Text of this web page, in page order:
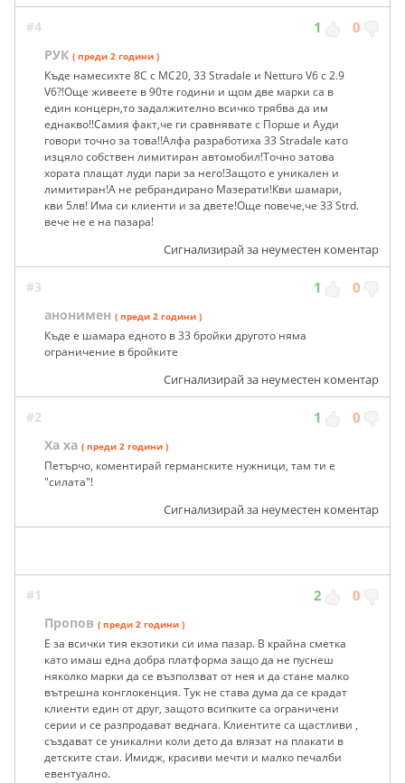
#4 1 0
РУК ( преди 2 години )
Къде намесихте 8С с МС20, 33 Stradale и Netturo V6 с 2.9
V6?!Още живеете в 90те години и щом две марки са в
един концерн,то задалжително всичко трябва да им
еднакво!!Самия факт,че ги сравнявате с Порше и Ауди
говори точно за това!!Алфа разработиха 33 Stradale като
изцяло собствен лимитиран автомобил!Точно затова
хората плащат луди пари за него!Защото е уникален и
лимитиран!А не ребрандирано Мазерати!Кви шамари,
кви 5лв! Има си клиенти и за двете!Още повече,че 33 Strd.
вече не е на пазара!
Сигнализирай за неуместен коментар
#3 1 0
анонимен ( преди 2 години )
Къде е шамара едното в 33 бройки другото няма
ограничение в бройките
Сигнализирай за неуместен коментар
#2 1 0
Ха ха ( преди 2 години )
Петърчо, коментирай германските нужници, там ти е
"силата"!
Сигнализирай за неуместен коментар
#1 2 0
Пропов ( преди 2 години )
Е за всички тия екзотики си има пазар. В крайна сметка
като имаш една добра платформа защо да не пуснеш
няколко марки да се възползват от нея и да стане малко
вътрешна конглокенция. Тук не става дума да се крадат
клиенти един от друг, защото всипките са ограничени
серии и се разпродават веднага. Клиентите са щастливи ,
създават се уникални коли дето да влязат на плакати в
детските стаи. Имидж, красиви мечти и малко печалби
евентуално.